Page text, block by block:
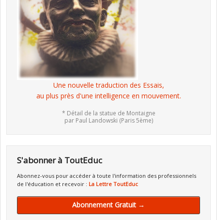
Une nouvelle traduction des Essais,
au plus près d'une intelligence en mouvement.
* Détail de la statue de Montaigne
par Paul Landowski (Paris 5ème)
S'abonner à ToutEduc
Abonnez-vous pour accéder à toute l'information des professionnels
de l'éducation et recevoir : La Lettre ToutEduc
Abonnement Gratuit →